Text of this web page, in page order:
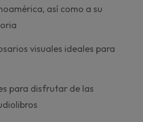
así como a su
visuales ideales para
para disfrutar de las